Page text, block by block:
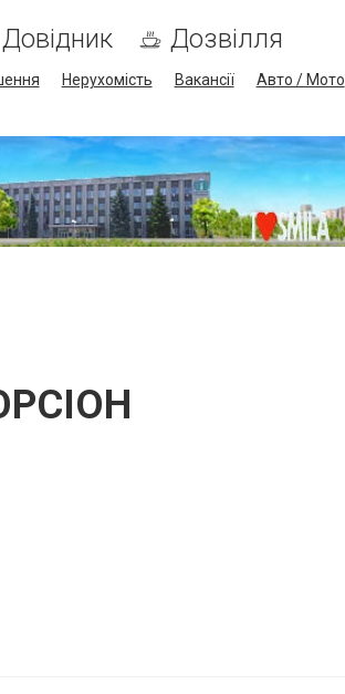
Довідник Дозвілля
Нерухомість Вакансії Авто / Мото